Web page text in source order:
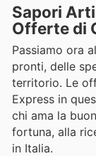
Sapori
Offerte di
Passiamo ora
pronti, delle
territorio. Le
Express in
chi ama la
fortuna, alla
in Italia.